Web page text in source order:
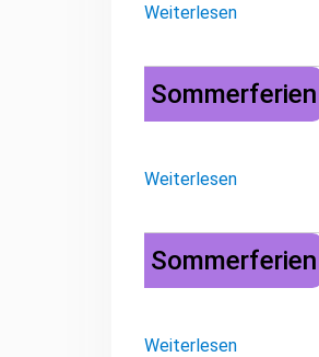
Weiterlesen
Sommerferien
Weiterlesen
Sommerferien
Weiterlesen